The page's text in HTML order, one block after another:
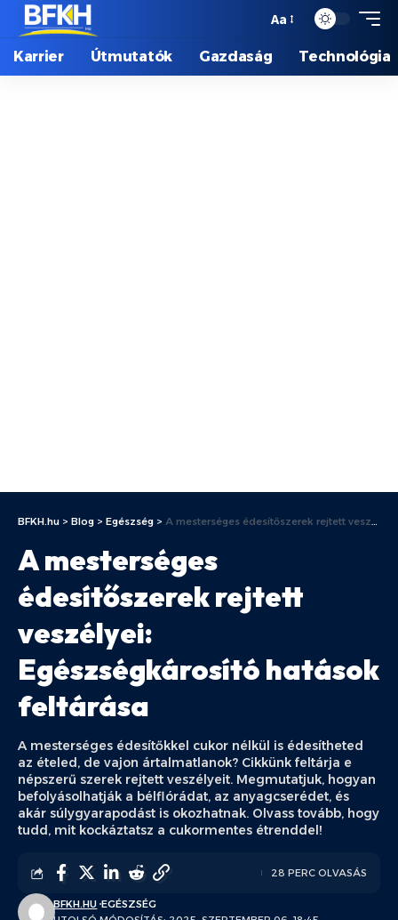
Aa
Karrier Útmutatók Gazdaság Technológia
BFKH.hu > Blog > Egészség > A mesterséges édesítőszerek rejtett veszélyei: Egészségkárosító hatások feltárása
A mesterséges
édesítőszerek rejtett
veszélyei:
Egészségkárosító hatások
feltárása
A mesterséges édesítőkkel cukor nélkül is édesítheted
az ételed, de vajon ártalmatlanok? Cikkünk feltárja e
népszerű szerek rejtett veszélyeit. Megmutatjuk, hogyan
befolyásolhatják a bélflórádat, az anyagcserédet, és
akár súlygyarapodást is okozhatnak. Olvass tovább, hogy
tudd, mit kockáztatsz a cukormentes étrenddel!
BFKH.HU EGÉSZSÉG
28 PERC OLVASÁS